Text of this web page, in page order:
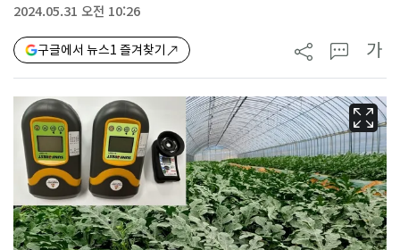
2024.05.31 오전 10:26
구글에서 뉴스1 즐겨찾기 가